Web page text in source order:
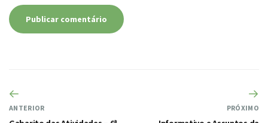
ANTERIOR PRÓXIMO